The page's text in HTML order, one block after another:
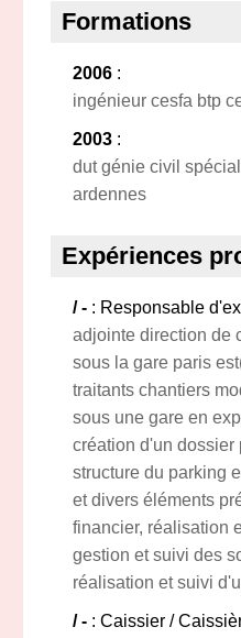
Formations
2006 :
ingénieur cesfa btp
2003 :
dut génie civil
ardennes
Expériences
/ - : Responsable
adjointe direction de
sous la gare paris
traitants chantiers
sous une gare en
création d'un dossier
structure du parking
et divers éléments
financier, réalisation
gestion et suivi des
réalisation et suivi
/ - : Caissier /